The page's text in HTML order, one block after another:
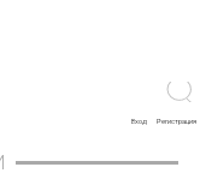
Вход Регистрация